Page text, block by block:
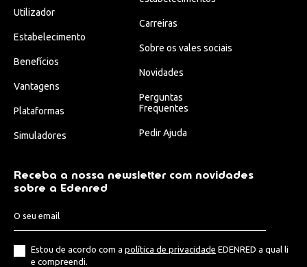
Utilizador
Estabelecimento
Benefícios
Vantagens
Plataformas
Simuladores
Carreiras
Sobre os vales sociais
Novidades
Perguntas
Frequentes
Pedir Ajuda
Receba a nossa newsletter com novidades
sobre a Edenred
Estou de acordo com a política de privacidade EDENRED a qual li
e compreendi.